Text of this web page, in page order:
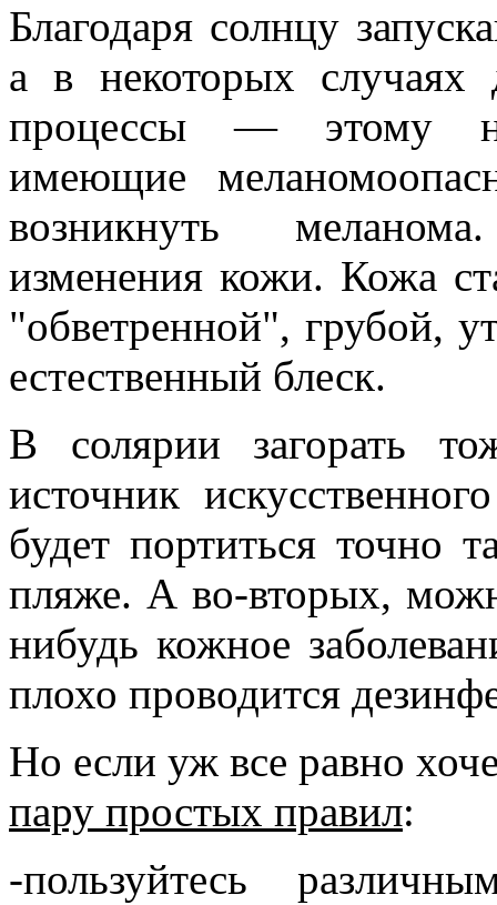
Благодаря солнцу
а в некоторых случаях
процессы — этому
имеющие
возникнуть
изменения кожи. Кожа
"обветренной", грубой,
естественный блеск.
В солярии загорать
источник
будет портиться точно
пляже. А во-вторых,
нибудь кожное
плохо проводится
Но если уж все равно
пару простых правил:
-пользуйтесь